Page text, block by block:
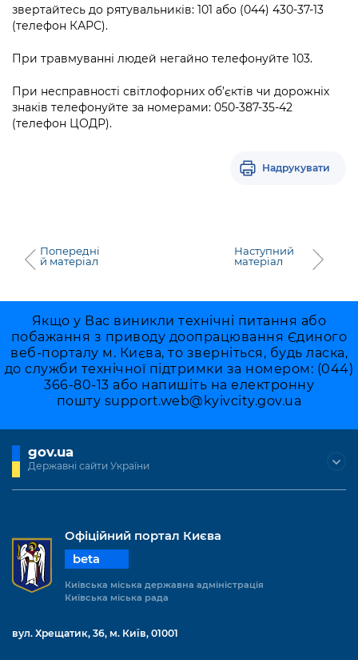
Підприємства, установи, організації
Гендерна політика
Київська міська військова адміністрація
Портал Захисників та Захисниць
Безбар'єрність
Портал послуг
Міський застосунок Київ Цифровий
Уряд» – місцевий рівень»
Про відкриті дані
Публічні дашборди
звертайтесь до рятувальників: 101 або (044) 430-37-13
(телефон КАРС).
При травмуванні людей негайно телефонуйте 103.
При несправності світлофорних об’єктів чи дорожніх
знаків телефонуйте за номерами: 050-387-35-42
(телефон ЦОДР).
Надрукувати
Попередні
й матеріал
Наступний
матеріал
Якщо у Вас виникли технічні питання або
побажання з приводу доопрацювання Єдиного
веб-порталу м. Києва, то зверніться, будь ласка,
до служби технічної підтримки за номером: (044)
366-80-13 або напишіть на електронну
пошту support.web@kyivcity.gov.ua
gov.ua
Державні сайти України
Офіційний портал Києва
beta
Київська міська державна адміністрація
Київська міська рада
вул. Хрещатик, 36, м. Київ, 01001